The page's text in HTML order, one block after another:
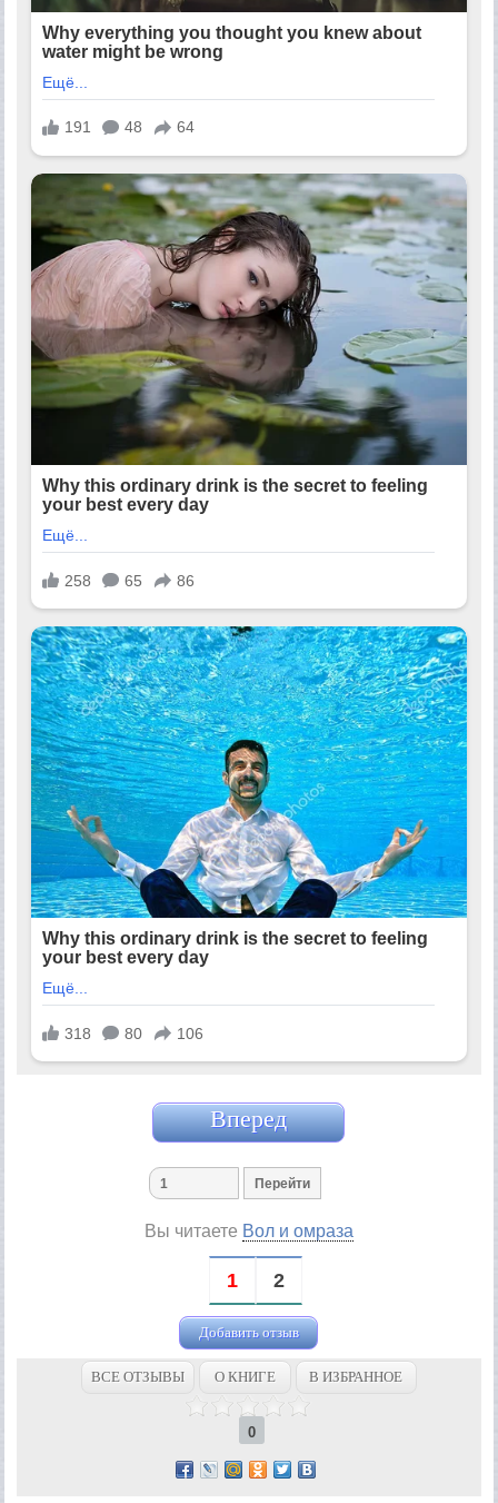
Вперед
Вы читаете Вол и омраза
1 2
Добавить отзыв
ВСЕ ОТЗЫВЫ О КНИГЕ В ИЗБРАННОЕ
0